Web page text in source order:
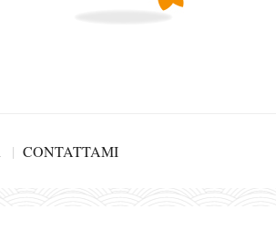
CONTATTAMI